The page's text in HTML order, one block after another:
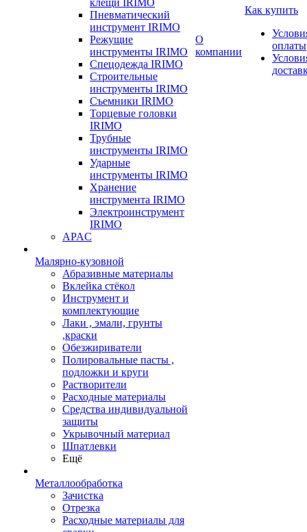
клещи IRIMO
Пневматический
инструмент IRIMO
Режущие
инструменты IRIMO
Спецодежда IRIMO
Строительные
инструменты IRIMO
Съемники IRIMO
Торцевые головки
IRIMO
Трубные
инструменты IRIMO
Ударные
инструменты IRIMO
Хранение
инструмента IRIMO
Электроинструмент
IRIMO
APAC
Малярно-кузовной
Абразивные материалы
Вклейка стёкол
Инструмент и
комплектующие
Лаки , эмали, грунты
,краски
Обезжириватели
Полировальные пасты ,
подложки и круги
Растворители
Расходные материалы
Средства индивидуальной
защиты
Укрывочный материал
Шпатлевки
Ещё
Металлообработка
Зачистка
Отрезка
Расходные материалы для
О
компании
Как купить
оплаты